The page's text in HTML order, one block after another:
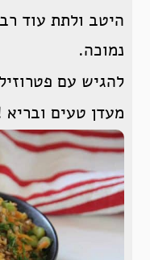
היטב ולתת עוד
נמוכה.
להגיש עם
מעדן טעים ובריא